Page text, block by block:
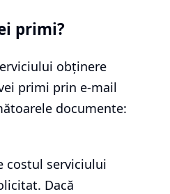
primi?
obținere
primi prin e-mail
documente:
costul serviciului
Dacă